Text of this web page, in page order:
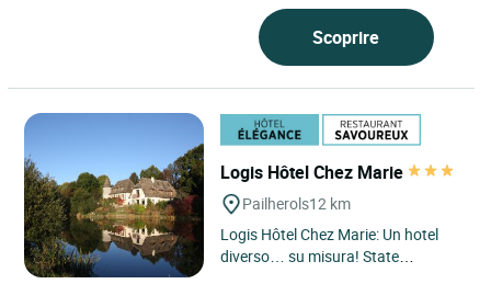
Scoprire
Logis Hôtel Chez Marie
Pailherols12 km
Logis Hôtel Chez Marie: Un hotel
diverso… su misura! State